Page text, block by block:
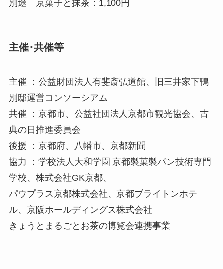
別途 京菓子と抹茶：1,100円
主催･共催等
主催 ：公益財団法⼈有斐斎弘道館、旧三井家下鴨
別邸運営コンソーシアム
共催 ：京都市、公益社団法⼈京都市観光協会、古
典の⽇推進委員会
後援 ：京都府、八幡市、京都新聞
協力 ：学校法人大和学園 京都製菓製パン技術専門
学校、株式会社GK京都、
パウプラス京都株式会社、京都ブライトンホテ
ル、京阪ホールディングス株式会社
きょうとまるごとお茶の博覧会連携事業